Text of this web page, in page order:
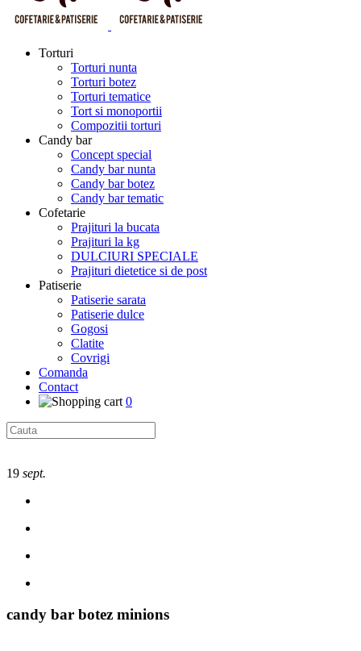
Torturi
Torturi nunta
Torturi botez
Torturi tematice
Tort si monoportii
Compozitii torturi
Candy bar
Concept special
Candy bar nunta
Candy bar botez
Candy bar tematic
Cofetarie
Prajituri la bucata
Prajituri la kg
DULCIURI SPECIALE
Prajituri dietetice si de post
Patiserie
Patiserie sarata
Patiserie dulce
Gogosi
Clatite
Covrigi
Comanda
Contact
0
19 sept.
candy bar botez minions